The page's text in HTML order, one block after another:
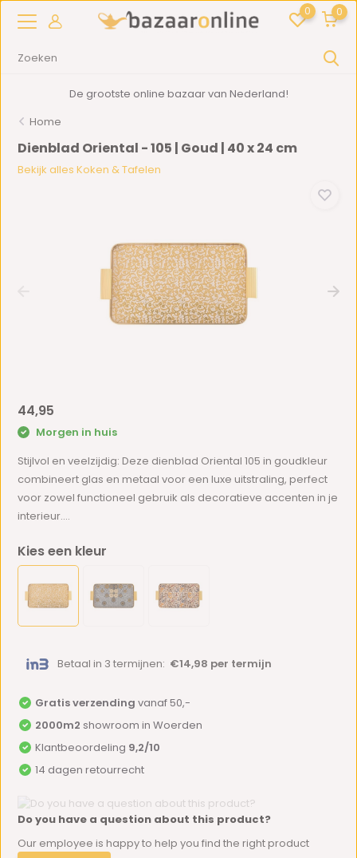
0 0
De grootste online bazaar van Nederland!
Home
Dienblad Oriental - 105 | Goud | 40 x 24 cm
Bekijk alles Koken & Tafelen
44,95
Morgen in huis
Stijlvol en veelzijdig: Deze dienblad Oriental 105 in goudkleur
combineert glas en metaal voor een luxe uitstraling, perfect
voor zowel functioneel gebruik als decoratieve accenten in je
interieur.​...
Kies een kleur
Betaal in 3 termijnen: €14,98 per termijn
Gratis verzending vanaf 50,-
2000m2 showroom in Woerden
Klantbeoordeling 9,2/10
14 dagen retourrecht
Do you have a question about this product?
Our employee is happy to help you find the right product